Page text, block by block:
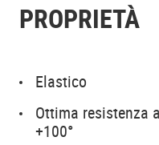
PROPRIETÀ
Elastico
Ottima resistenza
+100°